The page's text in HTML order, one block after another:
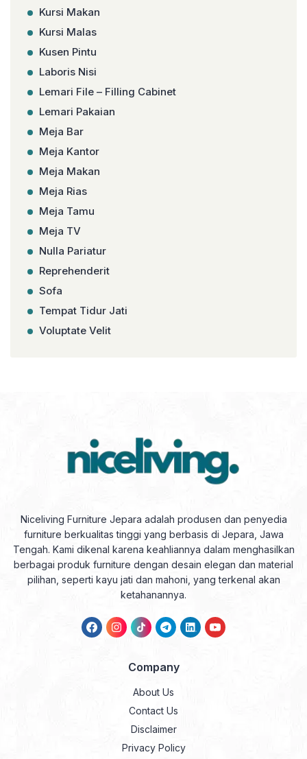
Kursi Makan
Kursi Malas
Kusen Pintu
Laboris Nisi
Lemari File – Filling Cabinet
Lemari Pakaian
Meja Bar
Meja Kantor
Meja Makan
Meja Rias
Meja Tamu
Meja TV
Nulla Pariatur
Reprehenderit
Sofa
Tempat Tidur Jati
Voluptate Velit
Niceliving Furniture Jepara adalah produsen dan penyedia
furniture berkualitas tinggi yang berbasis di Jepara, Jawa
Tengah. Kami dikenal karena keahliannya dalam menghasilkan
berbagai produk furniture dengan desain elegan dan material
pilihan, seperti kayu jati dan mahoni, yang terkenal akan
ketahanannya.
Company
About Us
Contact Us
Disclaimer
Privacy Policy